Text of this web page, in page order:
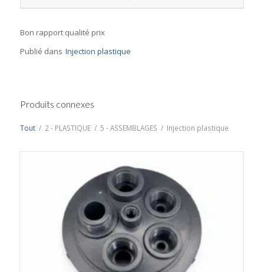
Bon rapport qualité prix
Publié dans Injection plastique
Produits connexes
Tout / 2 - PLASTIQUE / 5 - ASSEMBLAGES / Injection plastique